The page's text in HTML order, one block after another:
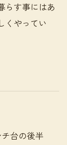
らす事にはあ
くやってい
台の後半